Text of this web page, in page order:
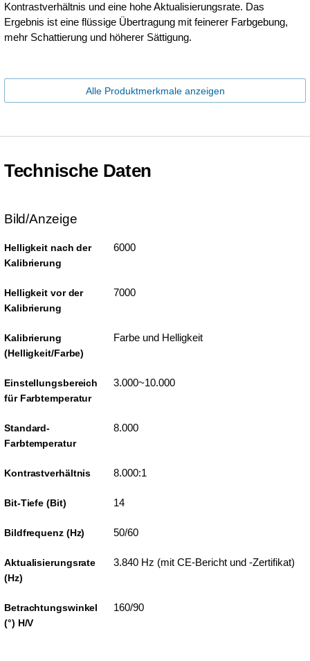
Kontrastverhältnis und eine hohe Aktualisierungsrate. Das
Ergebnis ist eine flüssige Übertragung mit feinerer Farbgebung,
mehr Schattierung und höherer Sättigung.
Alle Produktmerkmale anzeigen
Technische Daten
Bild/Anzeige
Helligkeit nach der
Kalibrierung
6000
Helligkeit vor der
Kalibrierung
7000
Kalibrierung
(Helligkeit/Farbe)
Farbe und Helligkeit
Einstellungsbereich
für Farbtemperatur
3.000~10.000
Standard-
Farbtemperatur
8.000
Kontrastverhältnis 8.000:1
Bit-Tiefe (Bit) 14
Bildfrequenz (Hz) 50/60
Aktualisierungsrate
(Hz)
3.840 Hz (mit CE-Bericht und -Zertifikat)
Betrachtungswinkel
(°) H/V
160/90